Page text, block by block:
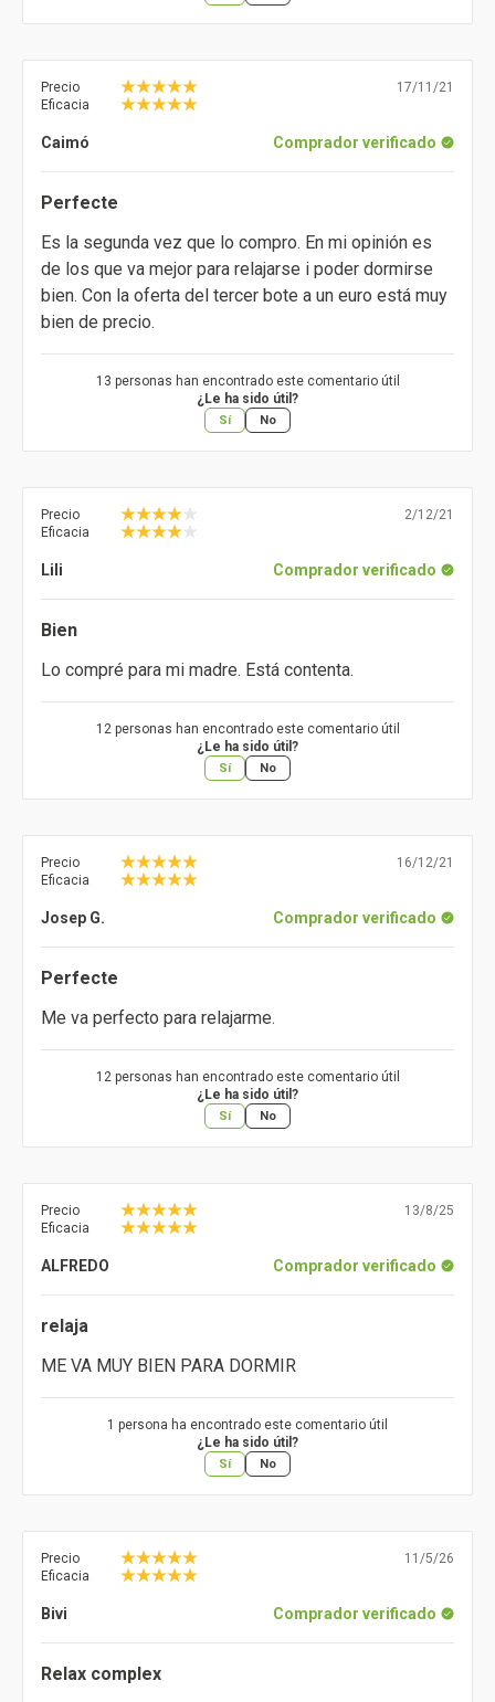
Precio
Eficacia
17/11/21
Caimó Comprador verificado
Perfecte
Es la segunda vez que lo compro. En mi opinión es
de los que va mejor para relajarse i poder dormirse
bien. Con la oferta del tercer bote a un euro está muy
bien de precio.
13 personas han encontrado este comentario útil
¿Le ha sido útil?
Sí No
Precio
Eficacia
2/12/21
Lili Comprador verificado
Bien
Lo compré para mi madre. Está contenta.
12 personas han encontrado este comentario útil
¿Le ha sido útil?
Sí No
Precio
Eficacia
16/12/21
Josep G. Comprador verificado
Perfecte
Me va perfecto para relajarme.
12 personas han encontrado este comentario útil
¿Le ha sido útil?
Sí No
Precio
Eficacia
13/8/25
ALFREDO Comprador verificado
relaja
ME VA MUY BIEN PARA DORMIR
1 persona ha encontrado este comentario útil
¿Le ha sido útil?
Sí No
Precio
Eficacia
11/5/26
Bivi Comprador verificado
Relax complex